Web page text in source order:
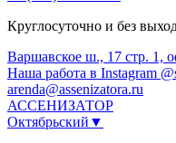
Круглосуточно и без
Варшавское ш., 17 стр. 1,
Наша работа в Instagram
arenda@assenizatora.ru
АССЕНИЗАТОР
Октябрьский▼